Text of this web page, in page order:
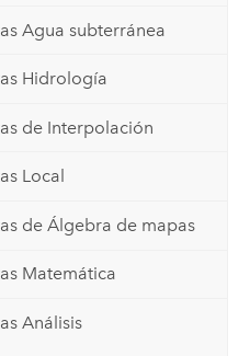
Agua subterránea
Hidrología
de Interpolación
Local
de Álgebra de mapas
Matemática
Análisis